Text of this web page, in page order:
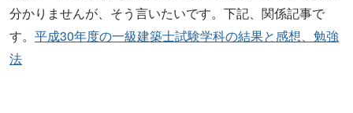
分かりませんが、そう言いたいです。下記、関係記事で
す。 平成30年度の一級建築士試験学科の結果と感想、勉強
法